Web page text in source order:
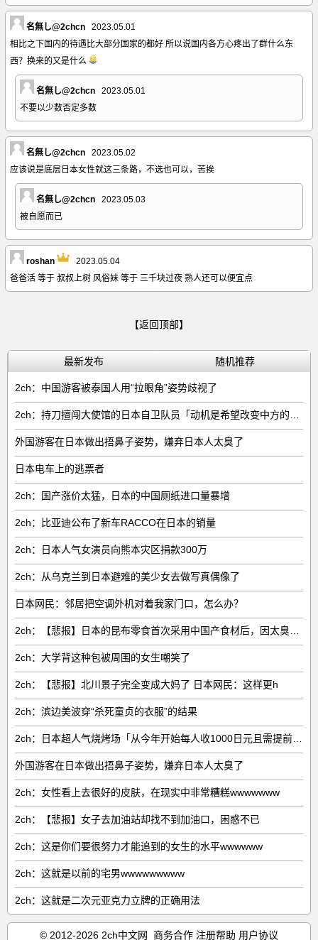
名無し@2chcn
2023.05.01
相比之下国内的待遇比大部分国家的都好 所以说国内各方心疼出了群什么东
西？换来的又是什么
名無し@2chcn
2023.05.01
不要以少数否定多数
名無し@2chcn
2023.05.02
应该说是底层日本女性就这三条路，不选也可以，苦挨
名無し@2chcn
2023.05.03
被自愿而已
roshan
2023.05.04
爸爸活 等于 叔叔上树 风俗妹 等于 三千块过夜 熟人还可以便宜点
【返回顶部】
最新发布 随机推荐
2ch：中国游客被泰国人用“拉眼角”姿势歧视了
外国游客在日本做出捂鼻子姿势，嫌弃日本人太臭了
日本电车上的逃票者
2ch：国产涨价太猛，日本的中国厕纸进口量暴增
2ch：比亚迪公布了新车RACCO在日本的销量
2ch：日本人气女演员向熊本灾区捐款300万
2ch：从乌克兰到日本避难的美少女去做写真偶像了
日本网民：邻居把空调外机对着我家门口，怎么办？
2ch：大学背这种包被周围的女生嘲笑了
2ch：【悲报】北川景子完全变成大妈了 日本网民：这样更h
2ch：滨边美波穿“杀死童贞的衣服”的结果
外国游客在日本做出捂鼻子姿势，嫌弃日本人太臭了
2ch：女性看上去很好的皮肤，在现实中非常糟糕wwwwwww
2ch：【悲报】女子去加油站却找不到加油口，困惑不已
2ch：这是你们要很努力才能追到的女生的水平wwwwww
2ch：这就是以前的宅男wwwwwwwww
2ch：这就是二次元亚克力立牌的正确用法
© 2012-2026 2ch中文网 商务合作 注册帮助 用户协议